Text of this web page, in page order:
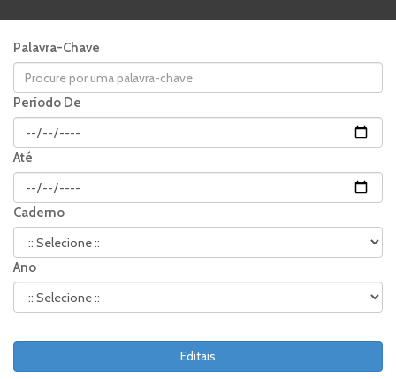
Palavra-Chave
Período De
Até
Caderno
Ano
Editais